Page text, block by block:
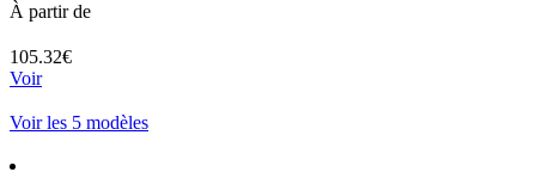
À partir de
105.32€
Voir
Voir les 5 modèles